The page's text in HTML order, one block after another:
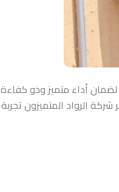
أداء متميز وذو كفاءة
الرواد المتميزون تجربة